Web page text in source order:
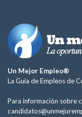
Un Mejor Empleo®
La Guía de Empleos de
Para información sobre